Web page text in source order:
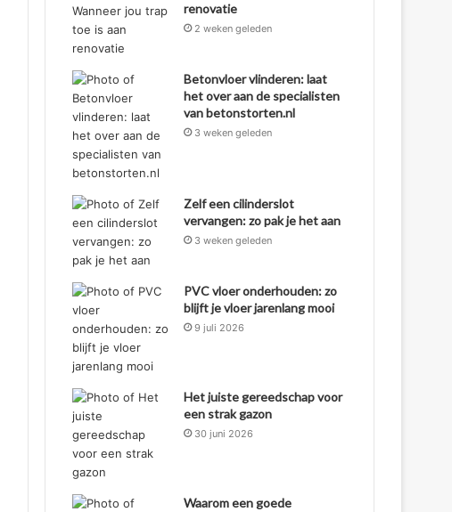
renovatie
2 weken geleden
Betonvloer vlinderen: laat
het over aan de specialisten
van betonstorten.nl
3 weken geleden
Zelf een cilinderslot
vervangen: zo pak je het aan
3 weken geleden
PVC vloer onderhouden: zo
blijft je vloer jarenlang mooi
9 juli 2026
Het juiste gereedschap voor
een strak gazon
30 juni 2026
Waarom een goede